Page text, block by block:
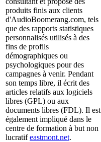
produits finis aux clients
d'AudioBoomerang.com, tels
que des rapports statistiques
personnalisés utilisés à des
fins de profils
démographiques ou
psychologiques pour des
campagnes à venir. Pendant
son temps libre, il écrit des
articles relatifs aux logiciels
libres (GPL) ou aux
documents libres (FDL). Il est
également impliqué dans le
centre de formation à but non
lucratifeastmont.net.